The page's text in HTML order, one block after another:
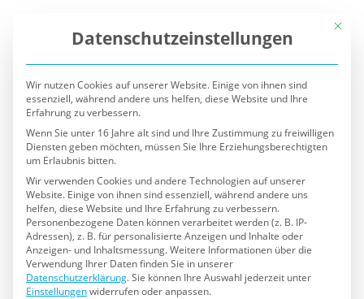
Mit
Datenschutzeinstellungen
Wir nutzen Cookies auf unserer Website. Einige von ihnen sind
essenziell, während andere uns helfen, diese Website und Ihre
Erfahrung zu verbessern.
Wenn Sie unter 16 Jahre alt sind und Ihre Zustimmung zu freiwilligen
Diensten geben möchten, müssen Sie Ihre Erziehungsberechtigten
um Erlaubnis bitten.
Wir verwenden Cookies und andere Technologien auf unserer
Website. Einige von ihnen sind essenziell, während andere uns
helfen, diese Website und Ihre Erfahrung zu verbessern.
Personenbezogene Daten können verarbeitet werden (z. B. IP-
Adressen), z. B. für personalisierte Anzeigen und Inhalte oder
Anzeigen- und Inhaltsmessung.Weitere Informationen über die
Verwendung Ihrer Daten finden Sie in unserer
Datenschutzerklärung.Sie können Ihre Auswahl jederzeit unter
Einstellungenwiderrufen oder anpassen.